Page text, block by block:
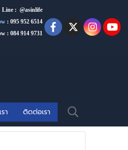
Line : @asinlife
: 095 952 6514
: 084 914 9731
า ติดต่อเรา